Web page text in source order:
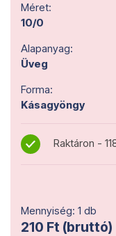
Méret:
10/0
Alapanyag:
Üveg
Forma:
Kásagyöngy
Raktáron -
Mennyiség: 1 db
210 Ft (bruttó)